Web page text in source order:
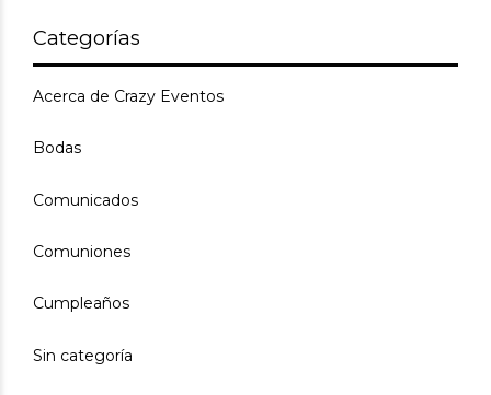
Categorías
Acerca de Crazy Eventos
Bodas
Comunicados
Comuniones
Cumpleaños
Sin categoría